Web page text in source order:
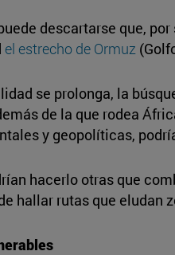
descartarse que,
el estrecho de Ormuz
se prolonga, la
de la que rodea
y geopolíticas,
hacerlo otras que
hallar rutas que eludan